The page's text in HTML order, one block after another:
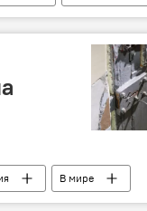
В мире
похищение